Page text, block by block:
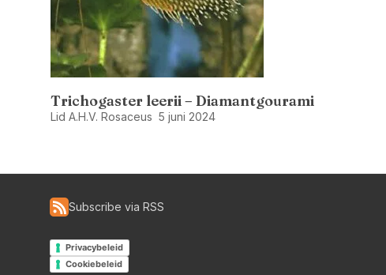
Trichogaster leerii – Diamantgourami
Lid A.H.V. Rosaceus 5 juni 2024
Subscribe via RSS
Privacybeleid
Cookiebeleid